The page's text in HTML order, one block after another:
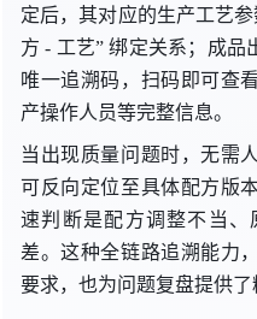
定后，其对应的生产工艺参
方- 工艺” 绑定关系；成品
唯一追溯码，扫码即可查
产操作人员等完整信息。
当出现质量问题时，无需
可反向定位至具体配方版
速判断是配方调整不当
差。这种全链路追溯能力
要求，也为问题复盘提供了